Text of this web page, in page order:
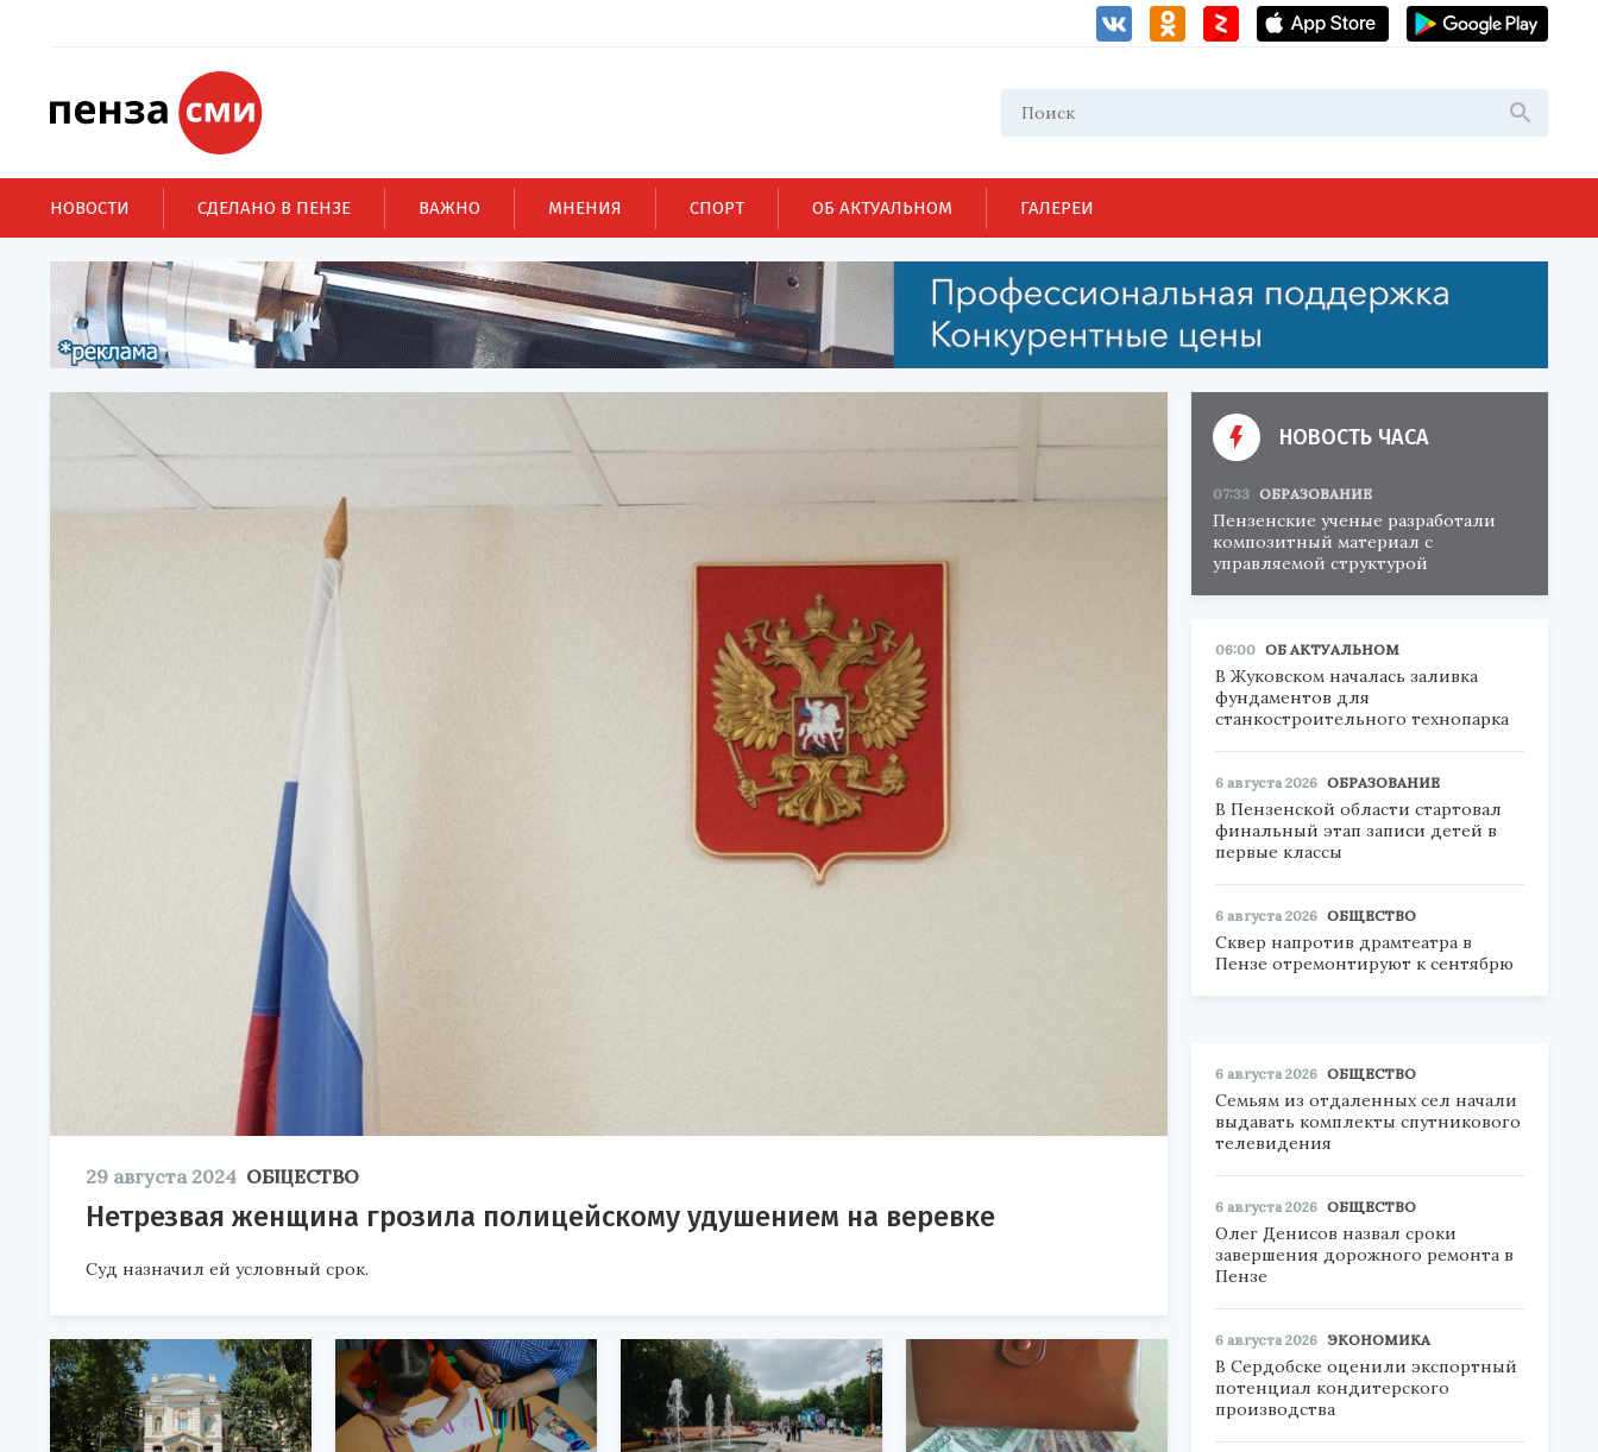
НОВОСТИ СДЕЛАНО В ПЕНЗЕ ВАЖНО МНЕНИЯ СПОРТ ОБ АКТУАЛЬНОМ ГАЛЕРЕИ
29 августа 2024 ОБЩЕСТВО
Нетрезвая женщина грозила полицейскому удушением на веревке
Суд назначил ей условный срок.
НОВОСТЬ ЧАСА
07:33 ОБРАЗОВАНИЕ
Пензенские ученые разработали
композитный материал с
управляемой структурой
06:00 ОБ АКТУАЛЬНОМ
В Жуковском началась заливка
фундаментов для
станкостроительного технопарка
6 августа 2026 ОБРАЗОВАНИЕ
В Пензенской области стартовал
финальный этап записи детей в
первые классы
6 августа 2026 ОБЩЕСТВО
Сквер напротив драмтеатра в
Пензе отремонтируют к сентябрю
6 августа 2026 ОБЩЕСТВО
Семьям из отдаленных сел начали
выдавать комплекты спутникового
телевидения
6 августа 2026 ОБЩЕСТВО
Олег Денисов назвал сроки
завершения дорожного ремонта в
Пензе
6 августа 2026 ЭКОНОМИКА
В Сердобске оценили экспортный
потенциал кондитерского
производства